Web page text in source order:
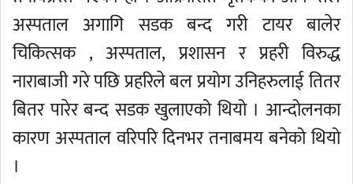
अस्पताल अगागि सडक बन्द गरी टायर बालेर
चिकित्सक , अस्पताल, प्रशासन र प्रहरी विरुद्ध
नाराबाजी गरे पछि प्रहरिले बल प्रयोग उनिहरुलाई तितर
बितर पारेर बन्द सडक खुलाएको थियो । आन्दोलनका
कारण अस्पताल वरिपरि दिनभर तनाबमय बनेको थियो
।